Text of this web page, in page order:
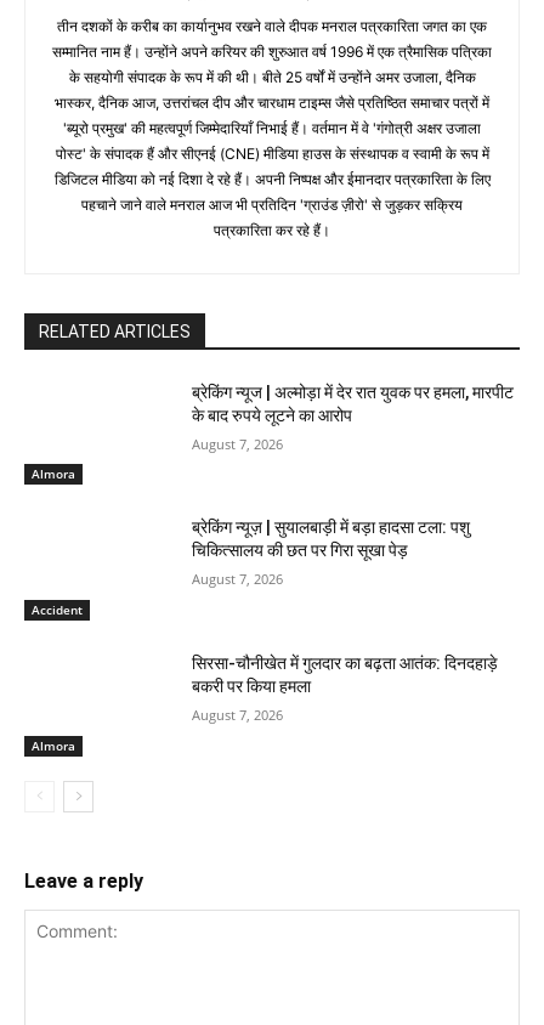
तीन दशकों के करीब का कार्यानुभव रखने वाले दीपक मनराल पत्रकारिता जगत का एक
सम्मानित नाम हैं। उन्होंने अपने करियर की शुरुआत वर्ष 1996 में एक त्रैमासिक पत्रिका
के सहयोगी संपादक के रूप में की थी। बीते 25 वर्षों में उन्होंने अमर उजाला, दैनिक
भास्कर, दैनिक आज, उत्तरांचल दीप और चारधाम टाइम्स जैसे प्रतिष्ठित समाचार पत्रों में
'ब्यूरो प्रमुख' की महत्वपूर्ण जिम्मेदारियाँ निभाई हैं। वर्तमान में वे 'गंगोत्री अक्षर उजाला
पोस्ट' के संपादक हैं और सीएनई (CNE) मीडिया हाउस के संस्थापक व स्वामी के रूप में
डिजिटल मीडिया को नई दिशा दे रहे हैं। अपनी निष्पक्ष और ईमानदार पत्रकारिता के लिए
पहचाने जाने वाले मनराल आज भी प्रतिदिन 'ग्राउंड ज़ीरो' से जुड़कर सक्रिय
पत्रकारिता कर रहे हैं।
RELATED ARTICLES
Almora
ब्रेकिंग न्यूज | अल्मोड़ा में देर रात युवक पर हमला, मारपीट
के बाद रुपये लूटने का आरोप
August 7, 2026
Accident
ब्रेकिंग न्यूज़ | सुयालबाड़ी में बड़ा हादसा टला: पशु
चिकित्सालय की छत पर गिरा सूखा पेड़
August 7, 2026
Almora
सिरसा-चौनीखेत में गुलदार का बढ़ता आतंक: दिनदहाड़े
बकरी पर किया हमला
August 7, 2026
Leave a reply